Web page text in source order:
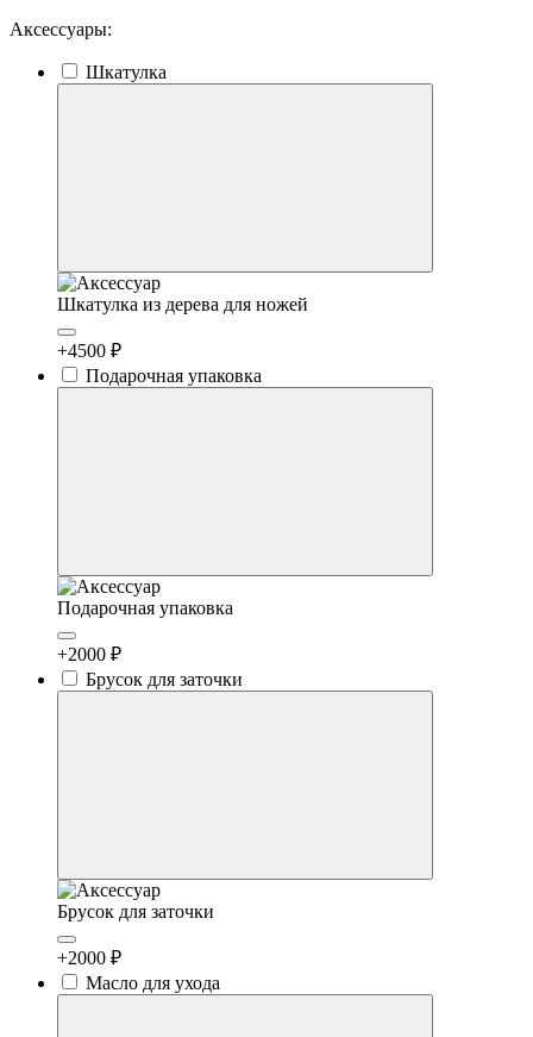
Аксессуары:
Шкатулка
Шкатулка из дерева для ножей
+4500 ₽
Подарочная упаковка
Подарочная упаковка
+2000 ₽
Брусок для заточки
Брусок для заточки
+2000 ₽
Масло для ухода